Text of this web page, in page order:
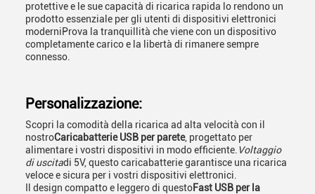
protettive e le sue capacità di ricarica rapida lo rendono un
prodotto essenziale per gli utenti di dispositivi elettronici
moderniProva la tranquillità che viene con un dispositivo
completamente carico e la libertà di rimanere sempre
connesso.
Personalizzazione:
Scopri la comodità della ricarica ad alta velocità con il
nostroCaricabatterie USB per parete, progettato per
alimentare i vostri dispositivi in modo efficiente. Voltaggio
di uscitadi 5V, questo caricabatterie garantisce una ricarica
veloce e sicura per i vostri dispositivi elettronici.
Il design compatto e leggero di questoFast USB per la